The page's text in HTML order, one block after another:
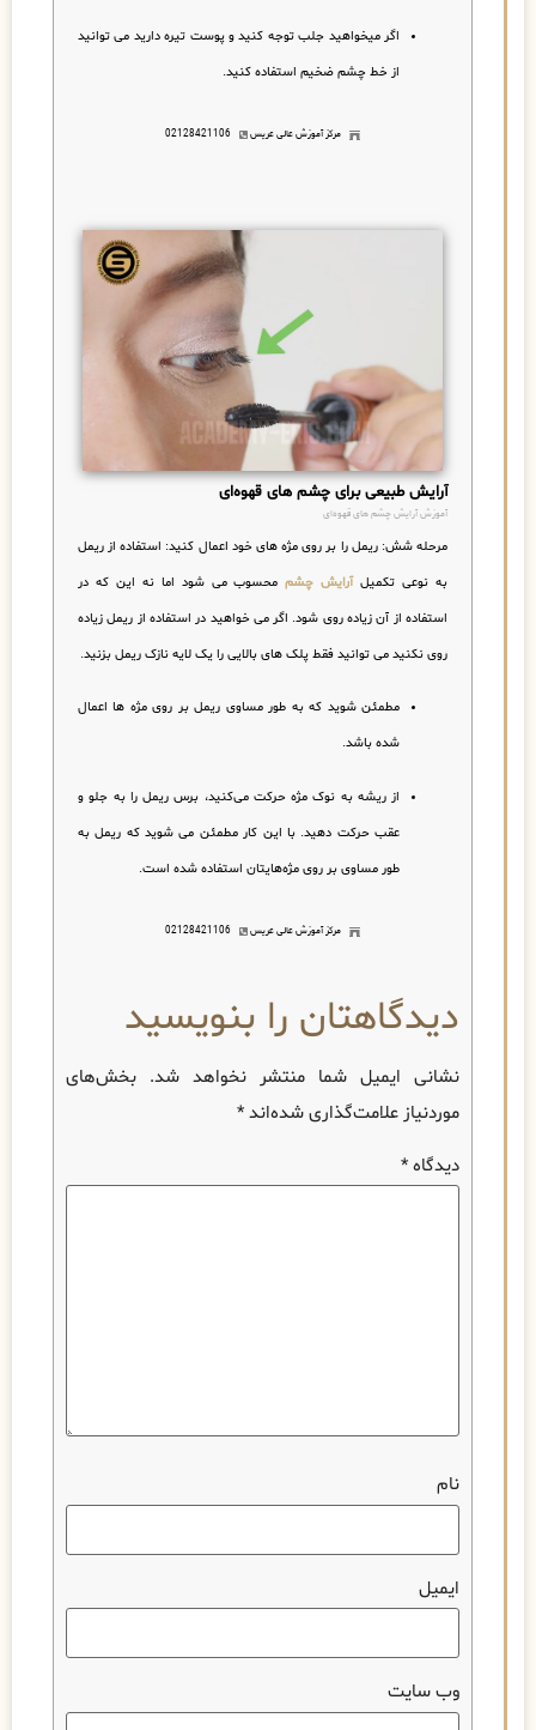
اگر میخواهید جلب توجه کنید و پوست تیره دارید می توانید
از خط چشم ضخیم استفاده کنید.
مرکز آموزش عالی عریس 02128421106
آرایش طبیعی برای چشم های قهوه‌ای
آموزش آرایش چشم های قهوه‌ای
مرحله شش: ریمل را بر روی مژه های خود اعمال کنید: استفاده از ریمل
به نوعی تکمیلآرایش چشممحسوب می شود اما نه این که در
استفاده از آن زیاده روی شود. اگر می خواهید در استفاده از ریمل زیاده
روی نکنید می توانید فقط پلک های بالایی را یک لایه نازک ریمل بزنید.
مطمئن شوید که به طور مساوی ریمل بر روی مژه ها اعمال
شده باشد.
از ریشه به نوک مژه حرکت می‌کنید، برس ریمل را به جلو و
عقب حرکت دهید. با این کار مطمئن می شوید که ریمل به
طور مساوی بر روی مژه‌هایتان استفاده شده است.
مرکز آموزش عالی عریس 02128421106
دیدگاهتان را بنویسید
نشانی ایمیل شما منتشر نخواهد شد. بخش‌های
موردنیاز علامت‌گذاری شده‌اند*
دیدگاه*
نام
ایمیل
وب‌ سایت